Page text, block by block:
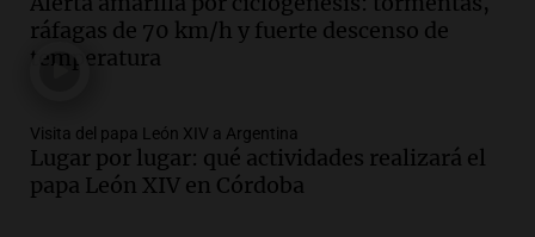
siete años de cierre por falta de nieve
Panorama Federal
Audio.Madres en Rosario piden por la
ley Joaquín.
Viva la Radio Rosario
ráfagas de 70 km/h y fuerte descenso de
temperatura
Visita del papa León XIV a Argentina
Lugar por lugar: qué actividades realizará el
papa León XIV en Córdoba